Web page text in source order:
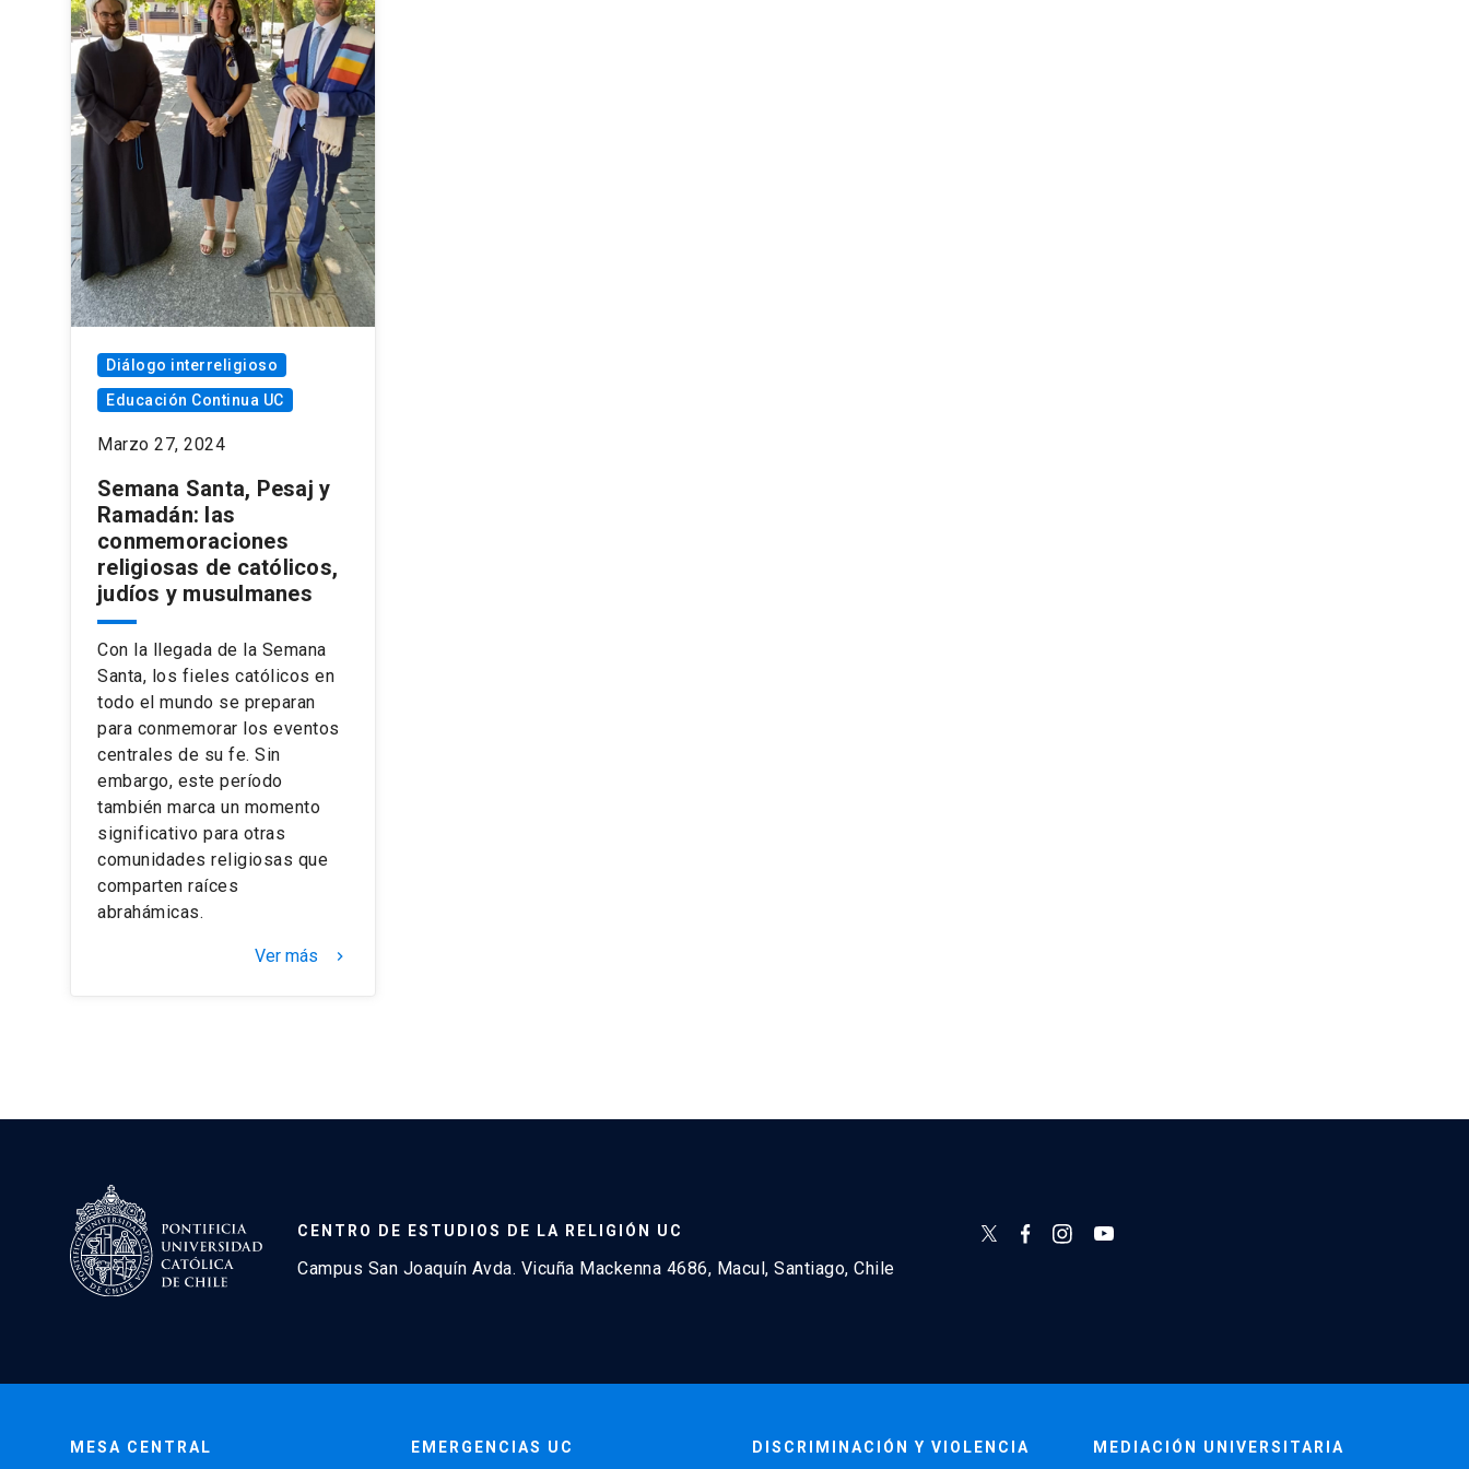
Diálogo interreligioso
Educación Continua UC
Marzo 27, 2024
Semana Santa, Pesaj y
Ramadán: las
conmemoraciones
religiosas de católicos,
judíos y musulmanes
Con la llegada de la Semana
Santa, los fieles católicos en
todo el mundo se preparan
para conmemorar los eventos
centrales de su fe. Sin
embargo, este período
también marca un momento
significativo para otras
comunidades religiosas que
comparten raíces
abrahámicas.
Ver más keyboard_arrow_right
CENTRO DE ESTUDIOS DE LA RELIGIÓN UC
Campus San Joaquín Avda. Vicuña Mackenna 4686, Macul, Santiago, Chile
MESA CENTRAL EMERGENCIAS UC DISCRIMINACIÓN Y VIOLENCIA MEDIACIÓN UNIVERSITARIA